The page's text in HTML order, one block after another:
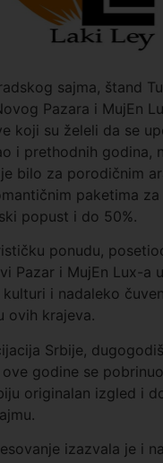
sajma, štand
Pazara i MujEn
koji su želeli da se
i prethodnih godina,
bilo za porodičnim
paketima
popust i do 50%.
ponudu,
Pazar i MujEn Lux-a
i nadaleko
ovih krajeva.
Srbije,
godine se
originalan izgled i
izazvala je i